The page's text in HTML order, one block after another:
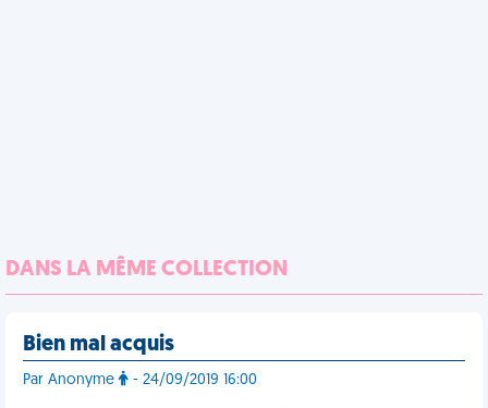
DANS LA MÊME COLLECTION
Bien mal acquis
Par Anonyme - 24/09/2019 16:00